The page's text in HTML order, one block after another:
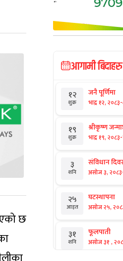
छ
आगामी बिदाहरु
१२
शुक्र
जनै पूर्णिमा
भाद्र १२, २०८३-
१९
शुक्र
श्रीकृष्ण
भाद्र १९, २०८३-
३
शनि
संविधान
असोज ३, २०८३
२५
आइत
घटस्थापना
असोज २५,
३१
शनि
फूलपाती
असोज ३१ ,